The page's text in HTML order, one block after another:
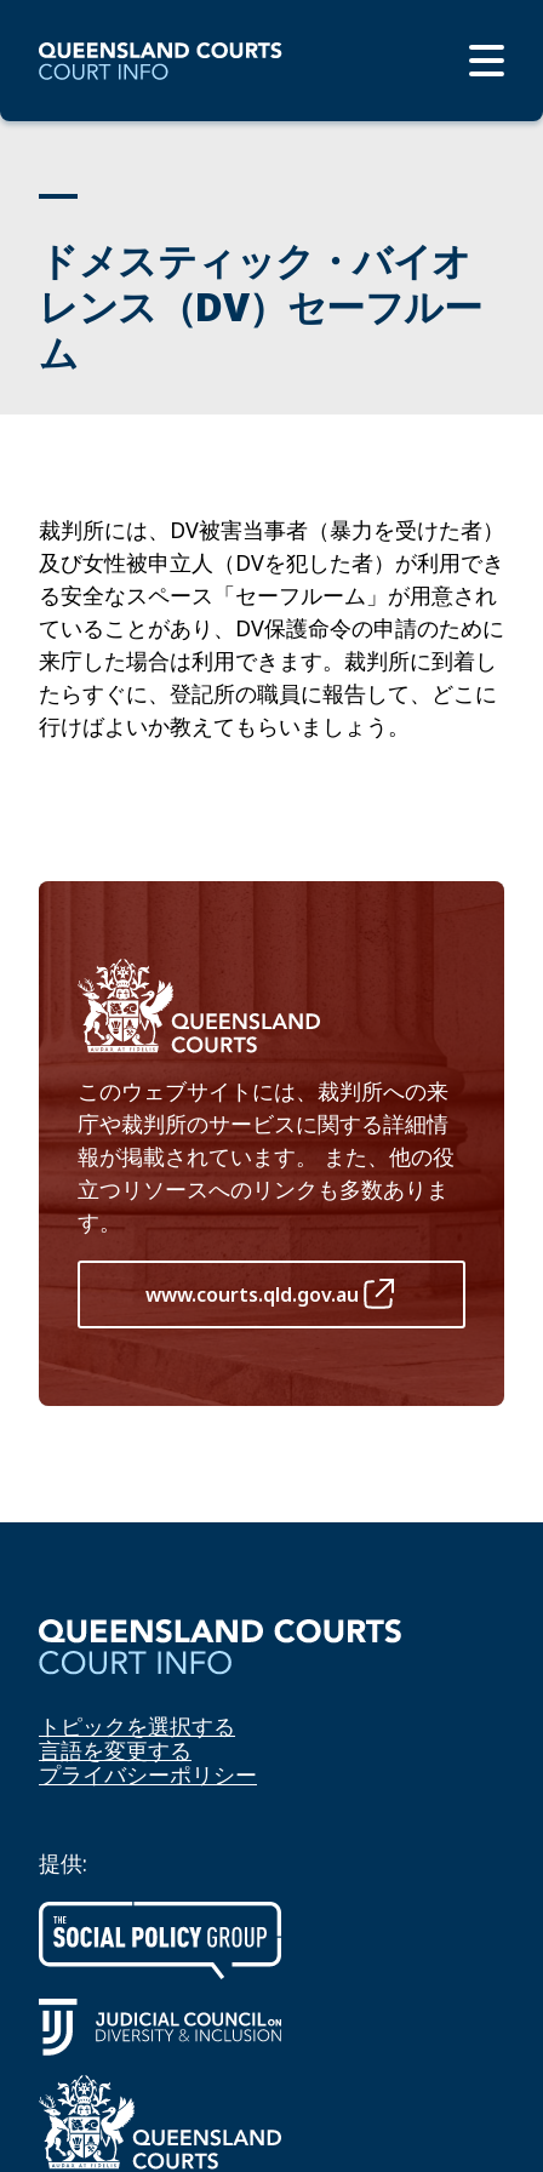
ドメスティック・バイオ
レンス（DV）セーフルー
ム
裁判所には、DV被害当事者（暴力を受けた者）
及び女性被申立人（DVを犯した者）が利用でき
る安全なスペース「セーフルーム」が用意され
ていることがあり、DV保護命令の申請のために
来庁した場合は利用できます。裁判所に到着し
たらすぐに、登記所の職員に報告して、どこに
行けばよいか教えてもらいましょう。
このウェブサイトには、裁判所への来
庁や裁判所のサービスに関する詳細情
報が掲載されています。 また、他の役
立つリソースへのリンクも多数ありま
す。
www.courts.qld.gov.au
トピックを選択する
言語を変更する
プライバシーポリシー
提供: